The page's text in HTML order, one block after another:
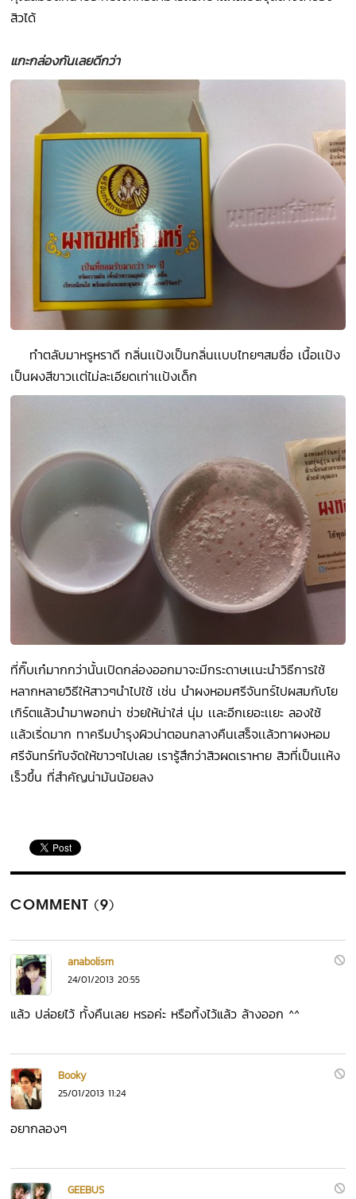
สิวได้
แกะกล่องกันเลยดีกว่า
ทำตลับมาหรูหราดี กลิ่นเเป้งเป็นกลิ่นเเบบไทยๆสมชื่อ เนื้อเเป้ง
เป็นผงสีขาวเเต่ไม่ละเอียดเท่าเเป้งเด็ก
ที่กิ๊บเก๋มากกว่านั้นเปิดกล่องออกมาจะมีกระดาษเเนะนำวิธีการใช้
หลากหลายวิธีให้สาวๆนำไปใช้ เช่น นำผงหอมศรีจันทร์ไปผสมกับโย
เกิร์ตแล้วนำมาพอกน่า ช่วยให้น่าใส่ นุ่ม เเละอีกเยอะเเยะ ลองใช้
เเล้วเริ่ดมาก ทาครีมบำรุงผิวน่าตอนกลางคืนเสร็จเเล้วทาผงหอม
ศรีจันทร์ทับจัดให้ขาวๆไปเลย เรารู้สึกว่าสิวผดเราหาย สิวที่เป็นเเห้ง
เร็วขึ้น ที่สำคัญน่ามันน้อยลง
COMMENT (9)
anabolism
24/01/2013 20:55
แล้ว ปล่อยไว้ ทั้งคืนเลย หรอค่ะ หรือทิ้งไว้แล้ว ล้างออก ^^
Booky
25/01/2013 11:24
อยากลองๆ
GEEBUS